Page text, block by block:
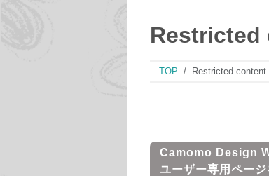
Restricted
TOP Restricted content
Camomo Design
ユーザー専用ペー